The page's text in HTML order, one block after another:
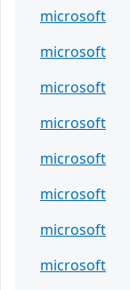
microsoft
microsoft
microsoft
microsoft
microsoft
microsoft
microsoft
microsoft